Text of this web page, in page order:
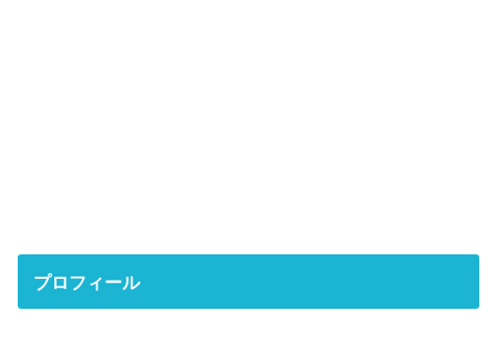
プロフィール